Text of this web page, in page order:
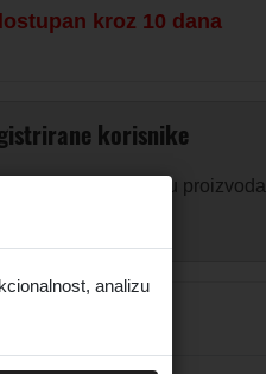
kroz 10 dana
korisnike
za prikaz ili kupnju proizvoda
analizu